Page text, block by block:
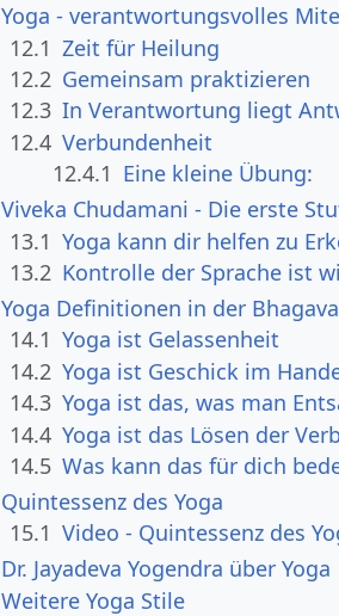
Yoga - verantwortungsvolles
12.1 Zeit für Heilung
12.2 Gemeinsam praktizieren
12.3 In Verantwortung liegt
12.4 Verbundenheit
12.4.1 Eine kleine Übung:
Viveka Chudamani - Die erste
13.1 Yoga kann dir helfen zu
13.2 Kontrolle der Sprache ist
Yoga Definitionen in der
14.1 Yoga ist Gelassenheit
14.2 Yoga ist Geschick im
14.3 Yoga ist das, was man
14.4 Yoga ist das Lösen der
14.5 Was kann das für dich
Quintessenz des Yoga
15.1 Video - Quintessenz des
Dr. Jayadeva Yogendra über Yoga
Weitere Yoga Stile